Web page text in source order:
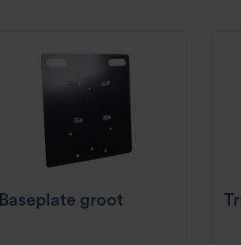
Baseplate groot